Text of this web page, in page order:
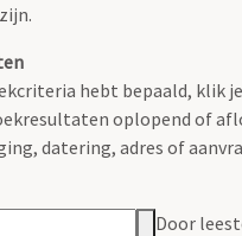
hebt bepaald, klik je
oplopend of
datering, adres of
Door